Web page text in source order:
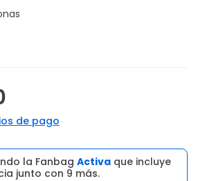
de pago
la Fanbag Activa que incluye
junto con 9 más.